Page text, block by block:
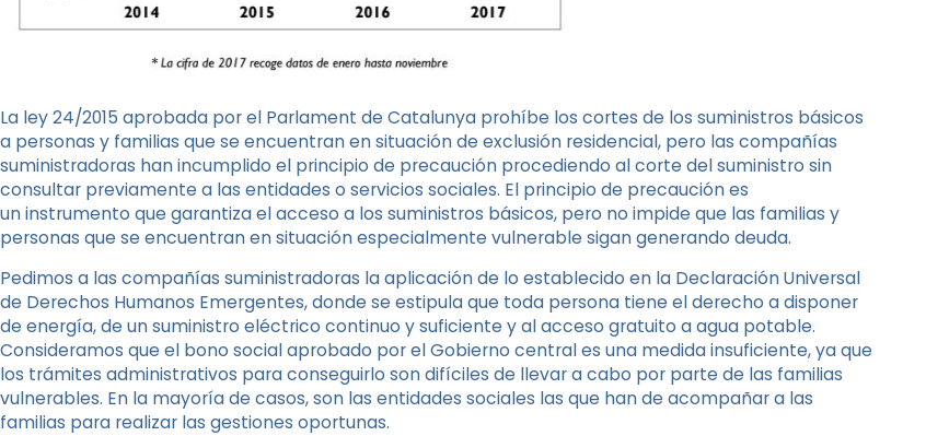
La ley 24/2015 aprobada por el Parlament de Catalunya prohíbe los cortes de los suministros básicos
a personas y familias que se encuentran en situación de exclusión residencial, pero las compañías
suministradoras han incumplido el principio de precaución procediendo al corte del suministro sin
consultar previamente a las entidades o servicios sociales. El principio de precaución es
un instrumento que garantiza el acceso a los suministros básicos, pero no impide que las familias y
personas que se encuentran en situación especialmente vulnerable sigan generando deuda.
Pedimos a las compañías suministradoras la aplicación de lo establecido en la Declaración Universal
de Derechos Humanos Emergentes, donde se estipula que toda persona tiene el derecho a disponer
de energía, de un suministro eléctrico continuo y suficiente y al acceso gratuito a agua potable.
Consideramos que el bono social aprobado por el Gobierno central es una medida insuficiente, ya que
los trámites administrativos para conseguirlo son difíciles de llevar a cabo por parte de las familias
vulnerables. En la mayoría de casos, son las entidades sociales las que han de acompañar a las
familias para realizar las gestiones oportunas.